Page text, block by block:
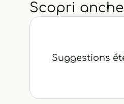
Scopri anche
Suggestions